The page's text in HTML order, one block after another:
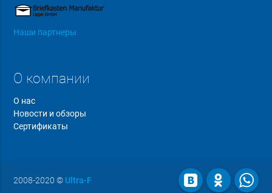
Наши партнеры
О компании
О нас
Новости и обзоры
Сертификаты
2008-2020 © Ultra-F